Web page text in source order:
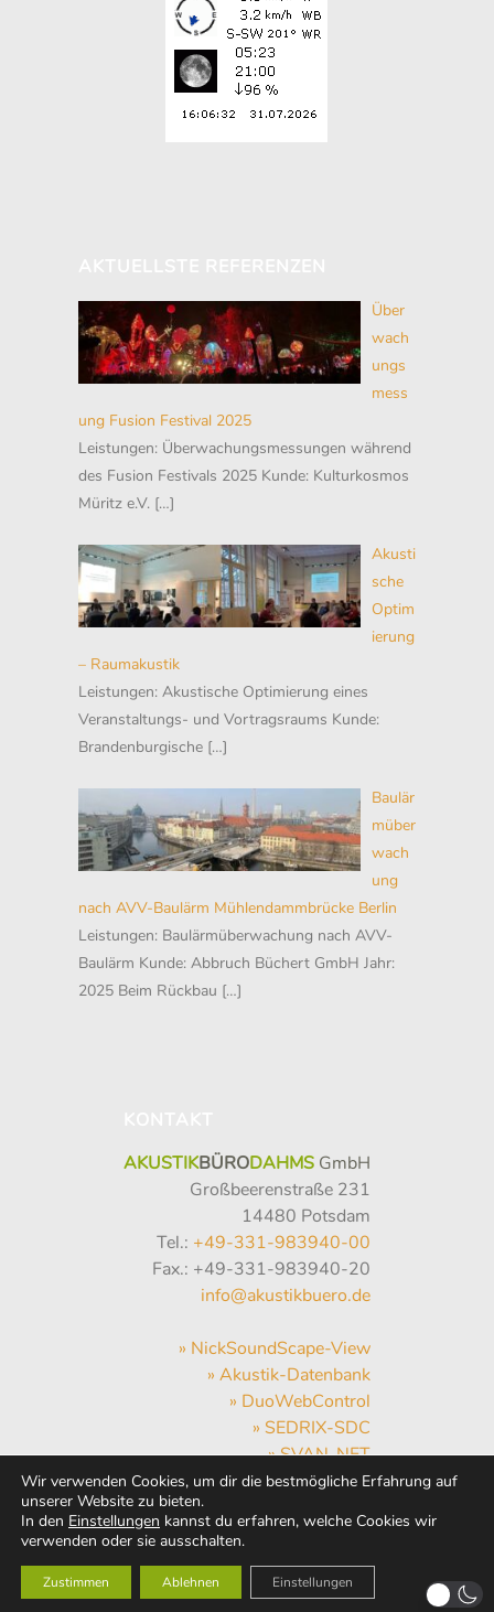
Über
wach
ungs
mess
ung Fusion Festival 2025
Leistungen: Überwachungsmessungen während
des Fusion Festivals 2025 Kunde: Kulturkosmos
Müritz e.V. […]
Akusti
sche
Optim
ierung
– Raumakustik
Leistungen: Akustische Optimierung eines
Veranstaltungs- und Vortragsraums Kunde:
Brandenburgische […]
Baulär
müber
wach
ung
nach AVV-Baulärm Mühlendammbrücke Berlin
Leistungen: Baulärmüberwachung nach AVV-
Baulärm Kunde: Abbruch Büchert GmbH Jahr:
2025 Beim Rückbau […]
AKUSTIKBÜRODAHMS GmbH
Großbeerenstraße 231
14480 Potsdam
Tel.: +49-331-983940-00
Fax.: +49-331-983940-20
info@akustikbuero.de
» NickSoundScape-View
» Akustik-Datenbank
» DuoWebControl
» SEDRIX-SDC
» SVAN-NET
» Hum-Hub
» Wetter
Wir verwenden Cookies, um dir die bestmögliche Erfahrung auf
unserer Website zu bieten.
In den Einstellungen kannst du erfahren, welche Cookies wir
verwenden oder sie ausschalten.
Zustimmen Ablehnen Einstellungen